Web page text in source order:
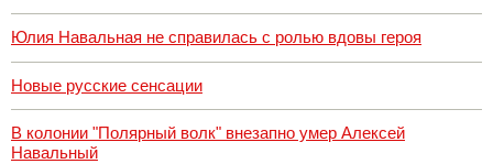
Юлия Навальная не справилась с ролью вдовы героя
Новые русские сенсации
В колонии "Полярный волк" внезапно умер Алексей
Навальный